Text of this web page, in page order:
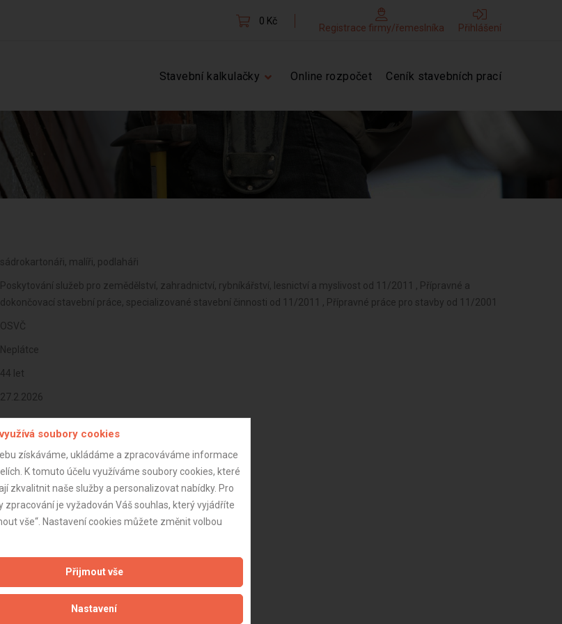
0 Kč
Registrace firmy/řemeslníka Přihlášení
Stavební kalkulačky Online rozpočet Ceník stavebních prací
sádrokartonáři, malíři, podlaháři
Poskytování služeb pro zemědělství, zahradnictví, rybníkářství, lesnictví a myslivost od 11/2011 , Přípravné a
dokončovací stavební práce, specializované stavební činnosti od 11/2011 , Přípravné práce pro stavby od 11/2001
OSVČ
Neplátce
44 let
27.2.2026
Aktualizováno z portálu ARES dne 27.02.2026 12:11:49
soubory cookies
získáváme, ukládáme a zpracováváme informace
K tomuto účelu využíváme soubory cookies, které
zkvalitnit naše služby a personalizovat nabídky. Pro
zpracování je vyžadován Váš souhlas, který vyjádříte
vše“. Nastavení cookies můžete změnit volbou
Přijmout vše
Nastavení